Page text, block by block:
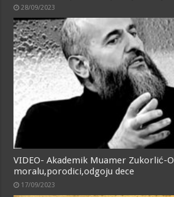
28/09/2023
VIDEO- Akademik Muamer Zukorlić-O
moralu,porodici,odgoju dece
17/09/2023